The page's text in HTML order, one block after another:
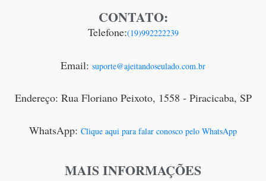
CONTATO:
Telefone:(19)992222239
Email: suporte@ajeitandoseulado.com.br
Endereço: Rua Floriano Peixoto, 1558 - Piracicaba, SP
WhatsApp: Clique aqui para falar conosco pelo WhatsApp
MAIS INFORMAÇÕES